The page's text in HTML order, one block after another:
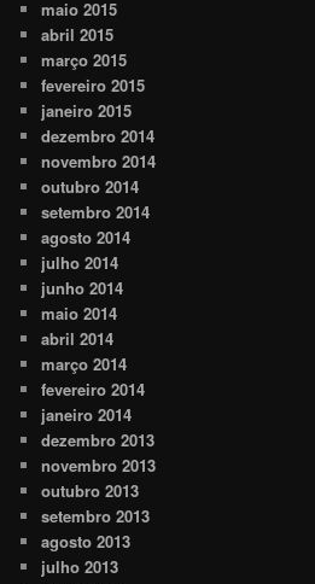
maio 2015
abril 2015
março 2015
fevereiro 2015
janeiro 2015
dezembro 2014
novembro 2014
outubro 2014
setembro 2014
agosto 2014
julho 2014
junho 2014
maio 2014
abril 2014
março 2014
fevereiro 2014
janeiro 2014
dezembro 2013
novembro 2013
outubro 2013
setembro 2013
agosto 2013
julho 2013